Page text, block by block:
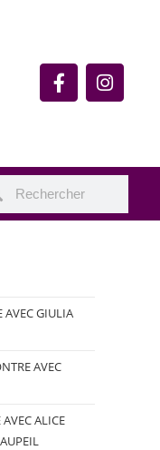
AVEC GIULIA
AVEC
ALICE